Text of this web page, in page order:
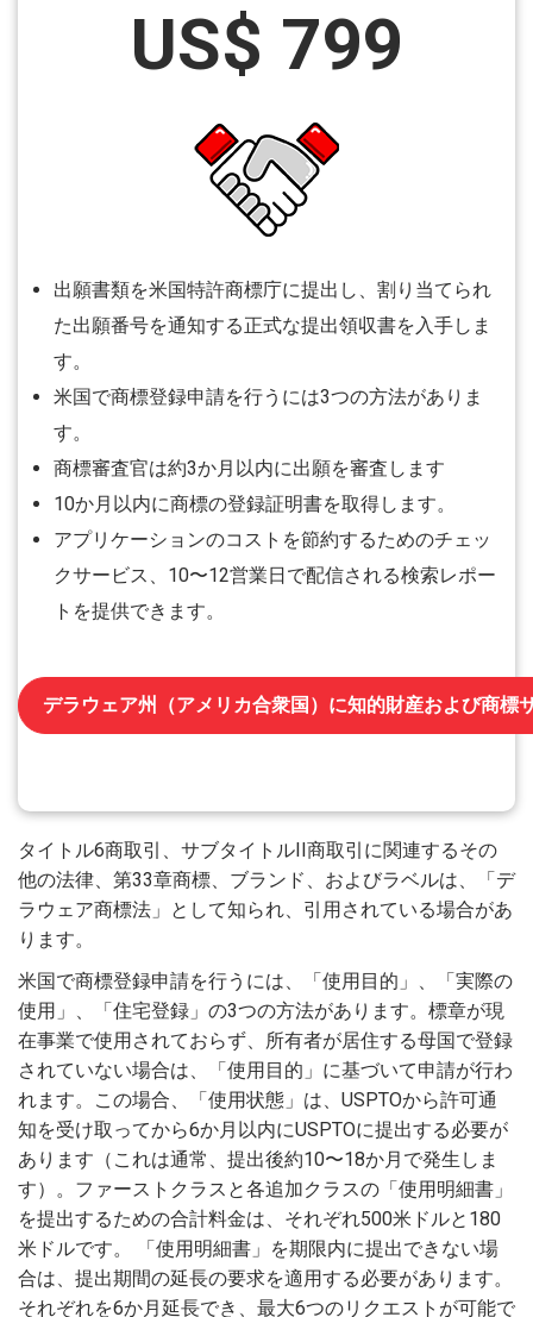
US$ 799
出願書類を米国特許商標庁に提出し、割り当てられ
た出願番号を通知する正式な提出領収書を入手しま
す。
米国で商標登録申請を行うには3つの方法がありま
す。
商標審査官は約3か月以内に出願を審査します
10か月以内に商標の登録証明書を取得します。
アプリケーションのコストを節約するためのチェッ
クサービス、10〜12営業日で配信される検索レポー
トを提供できます。
デラウェア州（アメリカ合衆国）に知的財産および商標
タイトル6商取引、サブタイトルII商取引に関連するその
他の法律、第33章商標、ブランド、およびラベルは、「デ
ラウェア商標法」として知られ、引用されている場合があ
ります。
米国で商標登録申請を行うには、「使用目的」、「実際の
使用」、「住宅登録」の3つの方法があります。標章が現
在事業で使用されておらず、所有者が居住する母国で登録
されていない場合は、「使用目的」に基づいて申請が行わ
れます。この場合、「使用状態」は、USPTOから許可通
知を受け取ってから6か月以内にUSPTOに提出する必要が
あります（これは通常、提出後約10〜18か月で発生しま
す）。ファーストクラスと各追加クラスの「使用明細書」
を提出するための合計料金は、それぞれ500米ドルと180
米ドルです。 「使用明細書」を期限内に提出できない場
合は、提出期間の延長の要求を適用する必要があります。
それぞれを6か月延長でき、最大6つのリクエストが可能で